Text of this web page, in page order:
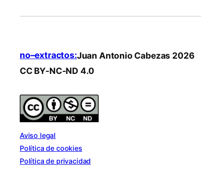
no–extractos:Juan Antonio Cabezas 2026
CC BY-NC-ND 4.0
Aviso legal
Política de cookies
Política de privacidad